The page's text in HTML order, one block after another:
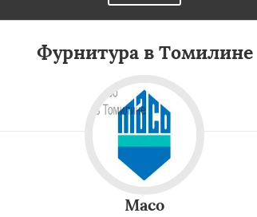
Фурнитура в Томилине
Maco